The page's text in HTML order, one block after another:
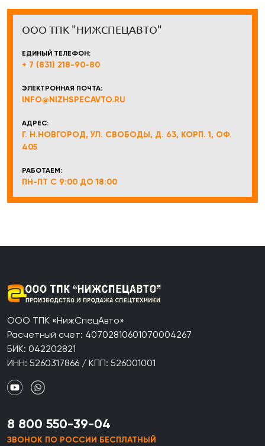
ООО ТПК "НИЖСПЕЦАВТО"
ЕДИНЫЙ ТЕЛЕФОН:
+ 7 (831) 218-90-80
ЭЛЕКТРОННАЯ ПОЧТА:
INFO@NIZHSPECAVTO.RU
АДРЕС:
Г. Н.НОВГОРОД, УЛ. СВОБОДЫ, Д. 63, КОРП. 1, ОФ.
405
РАБОТАЕМ:
ПН-ПТ С 9:00 ДО 18:00
ООО ТПК «НижСпецАвто»
Расчетный счет: 40702810601070004267
БИК: 042202821
ИНН: 5260317866 / КПП: 526001001
8 800 550-39-04
ЗВОНОК ПО РОССИИ БЕСПЛАТНЫЙ